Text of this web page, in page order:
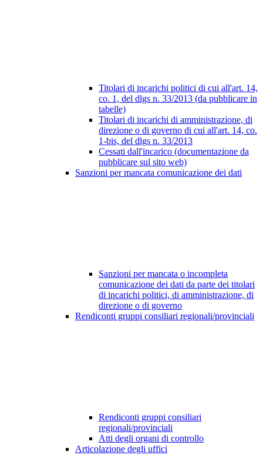
Titolari di incarichi politici di cui all'art. 14,
co. 1, del dlgs n. 33/2013 (da pubblicare in
tabelle)
Titolari di incarichi di amministrazione, di
direzione o di governo di cui all'art. 14, co.
1-bis, del dlgs n. 33/2013
Cessati dall'incarico (documentazione da
pubblicare sul sito web)
Sanzioni per mancata comunicazione dei dati
Sanzioni per mancata o incompleta
comunicazione dei dati da parte dei titolari
di incarichi politici, di amministrazione, di
direzione o di governo
Rendiconti gruppi consiliari regionali/provinciali
Rendiconti gruppi consiliari
regionali/provinciali
Atti degli organi di controllo
Articolazione degli uffici